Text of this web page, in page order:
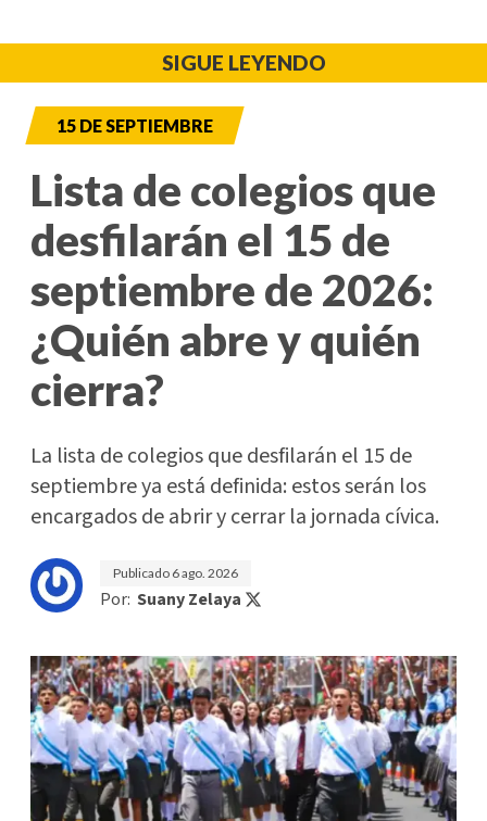
SIGUE LEYENDO
15 DE SEPTIEMBRE
Lista de colegios que
desfilarán el 15 de
septiembre de 2026:
¿Quién abre y quién
cierra?
La lista de colegios que desfilarán el 15 de
septiembre ya está definida: estos serán los
encargados de abrir y cerrar la jornada cívica.
Publicado 6 ago. 2026
Por: Suany Zelaya